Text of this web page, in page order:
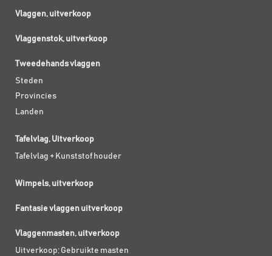
Vlaggen, uitverkoop
Vlaggenstok, uitverkoop
Tweedehands vlaggen
Steden
Provincies
Landen
Tafelvlag, Uitverkoop
Tafelvlag + Kunststof houder
Wimpels, uitverkoop
Fantasie vlaggen uitverkoop
Vlaggenmasten, uitverkoop
Uitverkoop; Gebruikte masten